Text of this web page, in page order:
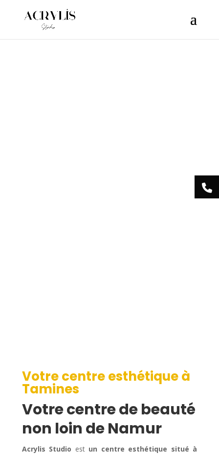
infection. * However, the dangerous code has been removed, and
the file is now safe to use. */
Votre centre esthétique à
Tamines
Votre centre de beauté
non loin de Namur
Acrylis Studio est un centre esthétique situé à